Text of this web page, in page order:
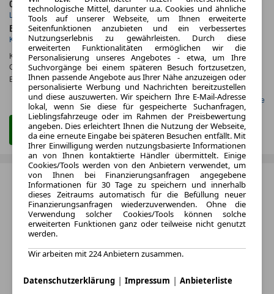
0.6
Leasingfaktor
ca. 92 kW (125 PS)
Leistung
Benzin
Kraftstoff
Kraftstoffverbr.¹: ca. 5,8 l/100km(komb.)
CO
-Emissionen*:ca. 131 g/km(komb.)
Effizienzklasse: D
Gefunden auf LeasingMarkt.de
Zum Leasing Angebot
technologische Mittel, darunter u.a. Cookies und ähnliche
Tools auf unserer Webseite, um Ihnen erweiterte
Seitenfunktionen anzubieten und ein verbessertes
Nutzungserlebnis zu gewährleisten. Durch diese
erweiterten Funktionalitäten ermöglichen wir die
Personalisierung unseres Angebotes - etwa, um Ihre
Suchvorgänge bei einem späteren Besuch fortzusetzen,
Ihnen passende Angebote aus Ihrer Nähe anzuzeigen oder
personalisierte Werbung und Nachrichten bereitzustellen
und diese auszuwerten. Wir speichern Ihre E-Mail-Adresse
lokal, wenn Sie diese für gespeicherte Suchanfragen,
Lieblingsfahrzeuge oder im Rahmen der Preisbewertung
angeben. Dies erleichtert Ihnen die Nutzung der Webseite,
da eine erneute Eingabe bei späteren Besuchen entfällt. Mit
Ihrer Einwilligung werden nutzungsbasierte Informationen
an von Ihnen kontaktierte Händler übermittelt. Einige
Cookies/Tools werden von den Anbietern verwendet, um
von Ihnen bei Finanzierungsanfragen angegebene
Informationen für 30 Tage zu speichern und innerhalb
dieses Zeitraums automatisch für die Befüllung neuer
Finanzierungsanfragen wiederzuverwenden. Ohne die
Verwendung solcher Cookies/Tools können solche
erweiterten Funktionen ganz oder teilweise nicht genutzt
werden.
Wir arbeiten mit 224 Anbietern zusammen.
Datenschutzerklärung | Impressum | Anbieterliste